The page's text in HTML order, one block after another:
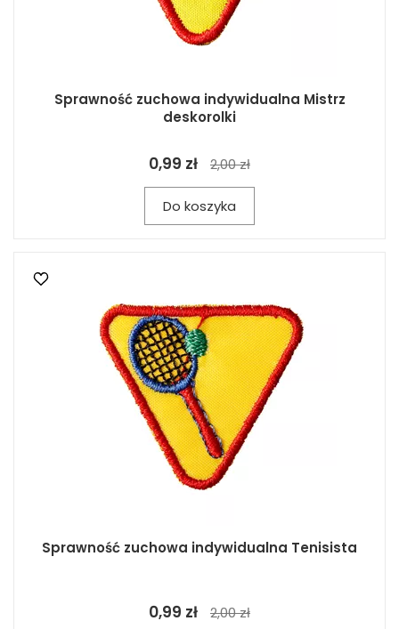
Sprawność zuchowa indywidualna Mistrz
deskorolki
0,99 zł 2,00 zł
Do koszyka
Sprawność zuchowa indywidualna Tenisista
0,99 zł 2,00 zł